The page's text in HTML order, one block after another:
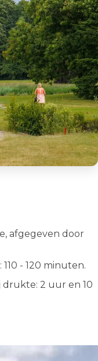
afgegeven door
- 120 minuten.
drukte: 2 uur en 10